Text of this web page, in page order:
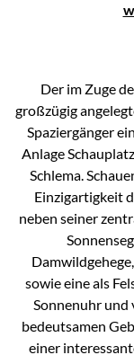
Der im Zuge
großzügig
Spaziergänger
Anlage
Schlema.
Einzigartigkeit
neben seiner
sowie eine als
Sonnenuhr und
bedeutsamen
einer